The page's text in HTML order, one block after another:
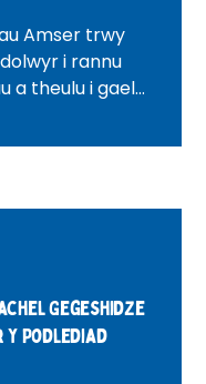
Amser trwy
i rannu
a theulu i gael
a lledaenu
Gegeshidze
y Podlediad